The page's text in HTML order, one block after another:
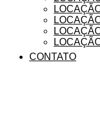
CONTATO